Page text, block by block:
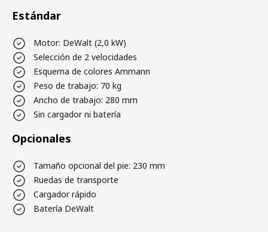
Estándar
Motor: DeWalt (2,0 kW)
Selección de 2 velocidades
Esquema de colores Ammann
Peso de trabajo: 70 kg
Ancho de trabajo: 280 mm
Sin cargador ni batería
Opcionales
Tamaño opcional del pie: 230 mm
Ruedas de transporte
Cargador rápido
Batería DeWalt